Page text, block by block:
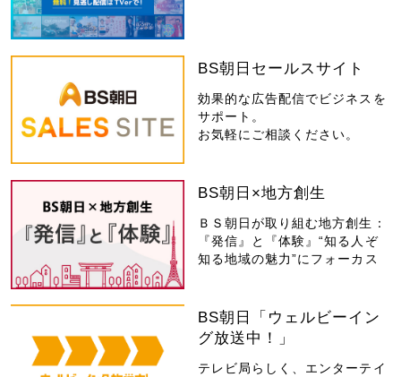
BS朝日セールスサイト
効果的な広告配信でビジネスを
サポート。
お気軽にご相談ください。
BS朝日×地方創生
ＢＳ朝日が取り組む地方創生：
『発信』と『体験』“知る人ぞ
知る地域の魅力”にフォーカス
BS朝日「ウェルビーイン
グ放送中！」
テレビ局らしく、エンターテイ